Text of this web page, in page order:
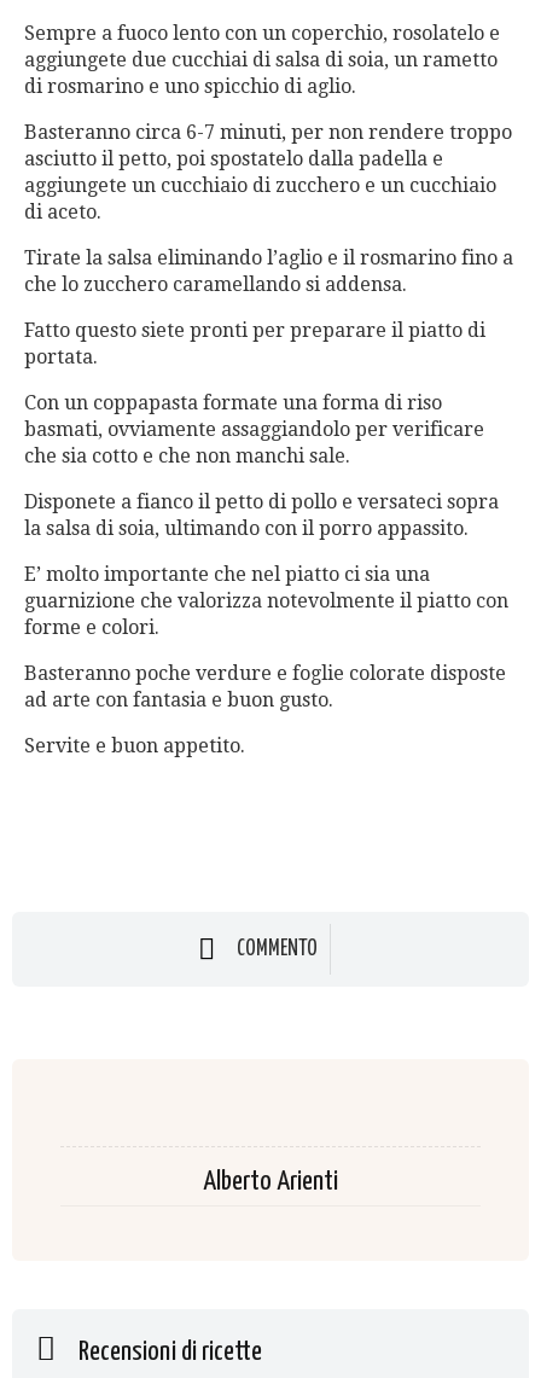
Sempre a fuoco lento con un coperchio, rosolatelo e
aggiungete due cucchiai di salsa di soia, un rametto
di rosmarino e uno spicchio di aglio.
Basteranno circa 6-7 minuti, per non rendere troppo
asciutto il petto, poi spostatelo dalla padella e
aggiungete un cucchiaio di zucchero e un cucchiaio
di aceto.
Tirate la salsa eliminando l’aglio e il rosmarino fino a
che lo zucchero caramellando si addensa.
Fatto questo siete pronti per preparare il piatto di
portata.
Con un coppapasta formate una forma di riso
basmati, ovviamente assaggiandolo per verificare
che sia cotto e che non manchi sale.
Disponete a fianco il petto di pollo e versateci sopra
la salsa di soia, ultimando con il porro appassito.
E’ molto importante che nel piatto ci sia una
guarnizione che valorizza notevolmente il piatto con
forme e colori.
Basteranno poche verdure e foglie colorate disposte
ad arte con fantasia e buon gusto.
Servite e buon appetito.
COMMENTO
Alberto Arienti
Recensioni di ricette